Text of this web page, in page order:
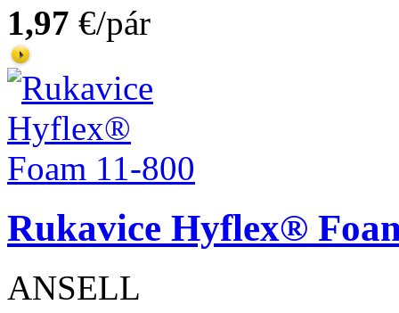
1,97 €/pár
Rukavice Hyflex®
ANSELL